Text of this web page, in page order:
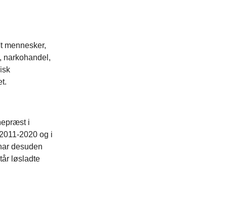
mennesker,
narkohandel,
i
2020 og i
desuden
løsladte